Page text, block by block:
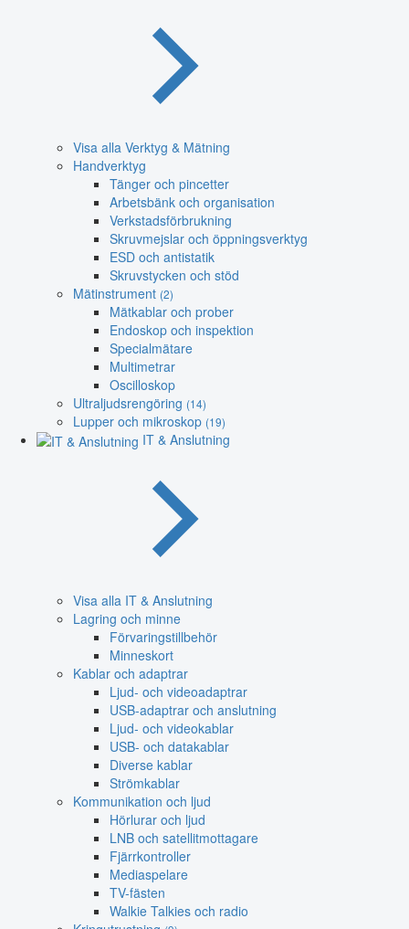
Visa alla Verktyg & Mätning
Handverktyg
Tänger och pincetter
Arbetsbänk och organisation
Verkstadsförbrukning
Skruvmejslar och öppningsverktyg
ESD och antistatik
Skruvstycken och stöd
Mätinstrument (2)
Mätkablar och prober
Endoskop och inspektion
Specialmätare
Multimetrar
Oscilloskop
Ultraljudsrengöring (14)
Lupper och mikroskop (19)
IT & Anslutning
Visa alla IT & Anslutning
Lagring och minne
Förvaringstillbehör
Minneskort
Kablar och adaptrar
Ljud- och videoadaptrar
USB-adaptrar och anslutning
Ljud- och videokablar
USB- och datakablar
Diverse kablar
Strömkablar
Kommunikation och ljud
Hörlurar och ljud
LNB och satellitmottagare
Fjärrkontroller
Mediaspelare
TV-fästen
Walkie Talkies och radio